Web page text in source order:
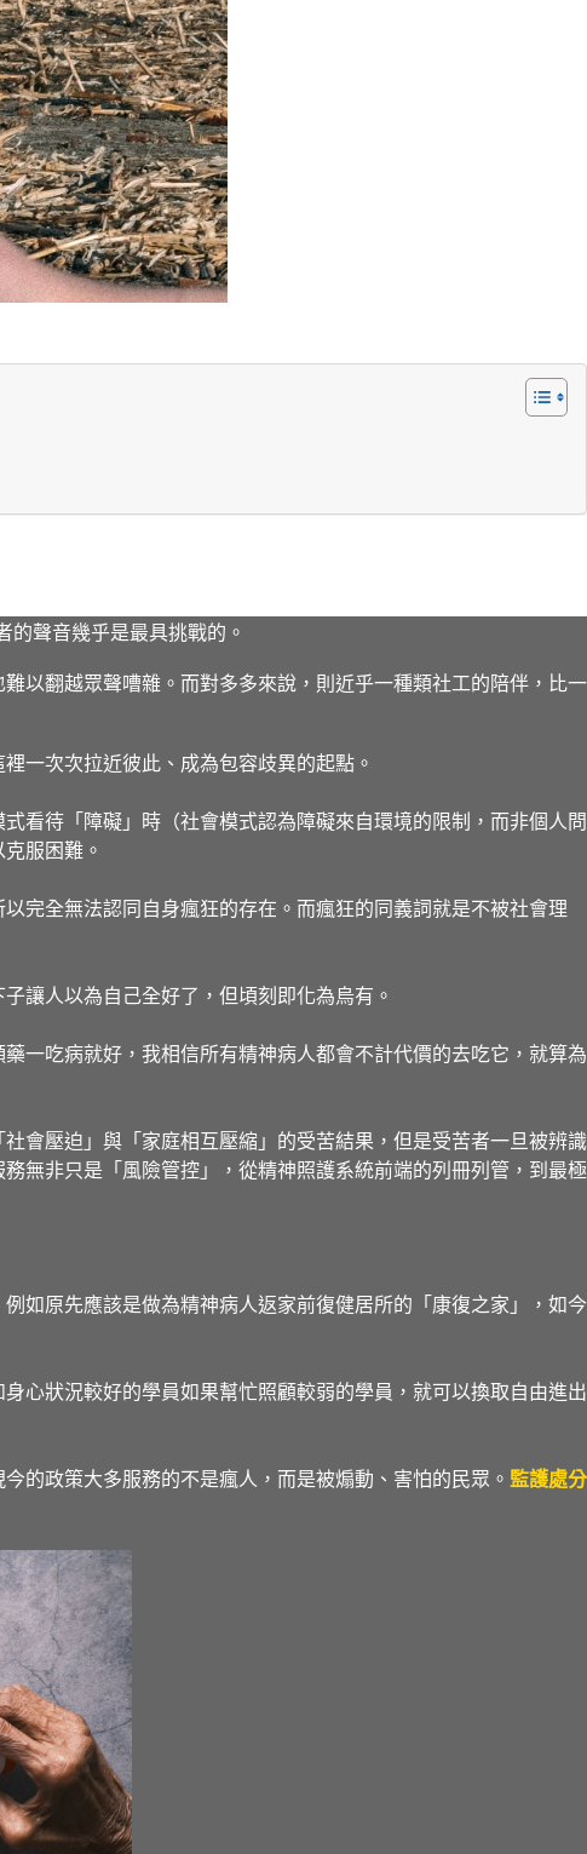
的聲音幾乎是最具挑戰的。
以翻越眾聲嘈雜。而對多多來說，則近乎一種類社工的陪伴，比一
一次次拉近彼此、成為包容歧異的起點。
看待「障礙」時（社會模式認為障礙來自環境的限制，而非個人問
服困難。
完全無法認同自身瘋狂的存在。而瘋狂的同義詞就是不被社會理
讓人以為自己全好了，但頃刻即化為烏有。
一吃病就好，我相信所有精神病人都會不計代價的去吃它，就算為
會壓迫」與「家庭相互壓縮」的受苦結果，但是受苦者一旦被辨識
無非只是「風險管控」，從精神照護系統前端的列冊列管，到最極
如原先應該是做為精神病人返家前復健居所的「康復之家」，如今
心狀況較好的學員如果幫忙照顧較弱的學員，就可以換取自由進出
的政策大多服務的不是瘋人，而是被煽動、害怕的民眾。 監護處分